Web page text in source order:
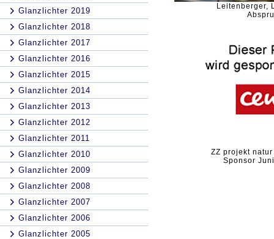
Glanzlichter 2019
Glanzlichter 2018
Glanzlichter 2017
Glanzlichter 2016
Glanzlichter 2015
Glanzlichter 2014
Glanzlichter 2013
Glanzlichter 2012
Glanzlichter 2011
Glanzlichter 2010
Glanzlichter 2009
Glanzlichter 2008
Glanzlichter 2007
Glanzlichter 2006
Glanzlichter 2005
Leitenberger,
ZZ projekt
Sponsor